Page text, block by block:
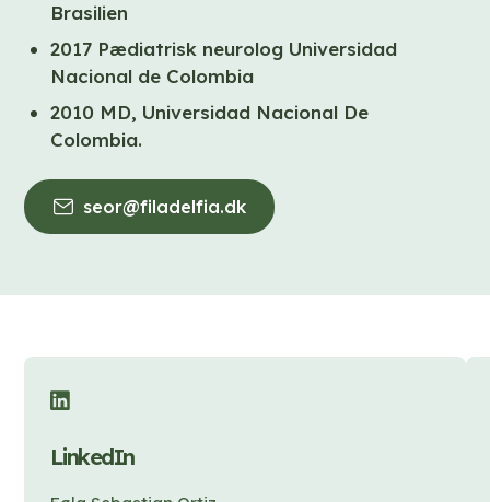
Brasilien
2017 Pædiatrisk neurolog Universidad
Nacional de Colombia
2010 MD, Universidad Nacional De
Colombia.
seor@filadelfia.dk(
M
i
LinkedIn